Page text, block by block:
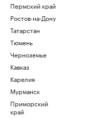
Пермский край
Ростов-на-Дону
Татарстан
Тюмень
Черноземье
Кавказ
Карелия
Мурманск
Приморский
край